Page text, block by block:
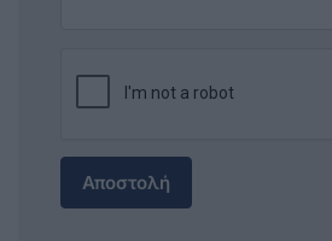
Αποστολή